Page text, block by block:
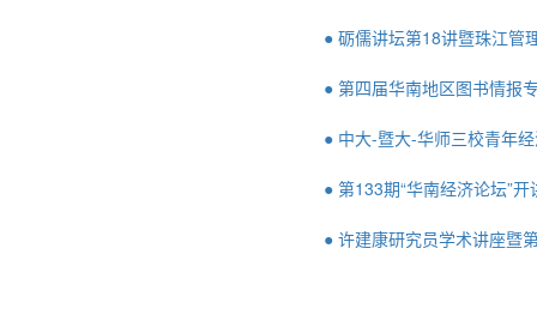
● 砺儒讲坛第18讲暨珠江管
● 第四届华南地区图书情报
● 中大-暨大-华师三校青年
● 第133期“华南经济论坛”开
● 许建康研究员学术讲座暨